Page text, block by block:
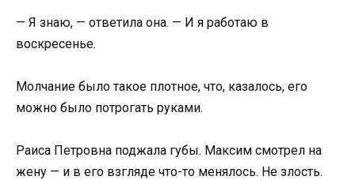
— Я знаю, — ответила она. — И я работаю в
воскресенье.
Молчание было такое плотное, что, казалось, его
можно было потрогать руками.
Раиса Петровна поджала губы. Максим смотрел на
жену — и в его взгляде что-то менялось. Не злость.